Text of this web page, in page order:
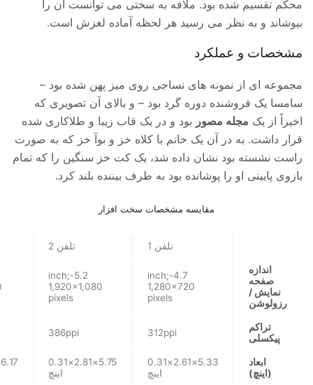
محکم تقسیم شده بود. ملافه به سختی می توانست آن را
بپوشاند و به نظر می رسید هر لحظه آماده لغزش است.
مشخصات و عملکرد
مجموعه ای از نمونه های نساجی روی میز پهن شده بود –
سامسا یک فروشنده دوره گرد بود – و بالای آن تصویری که
اخیراً از یک مجله مصور بود و در یک قاب زیبا و طلاکاری شده
قرار داشت. به در آن یک خانم با کلاه خز و بوآ خز که به صورت
راست نشسته بود نشان داده شد، یک کت خز سنگین را که تمام
بازوی پایینی او را پوشانده بود به طرف بیننده بلند کرد.
مقایسه مشخصات سخت افزار
تلفن 1 تلفن 2
اندازه
صفحه
نمایش /
رزولوشن
4.7-inch;
1,280×720
pixels
5.2-inch;
1,920×1,080
pixels
تراکم
پیکسلی
312ppi
386ppi
ابعاد
(اینچ)
5.33×2.61×0.31
اینچ
5.75×2.81×0.31
اینچ